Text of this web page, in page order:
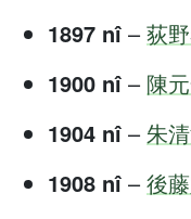
1897 nî – 荻
1900 nî – 陳
1904 nî – 朱
1908 nî – 後